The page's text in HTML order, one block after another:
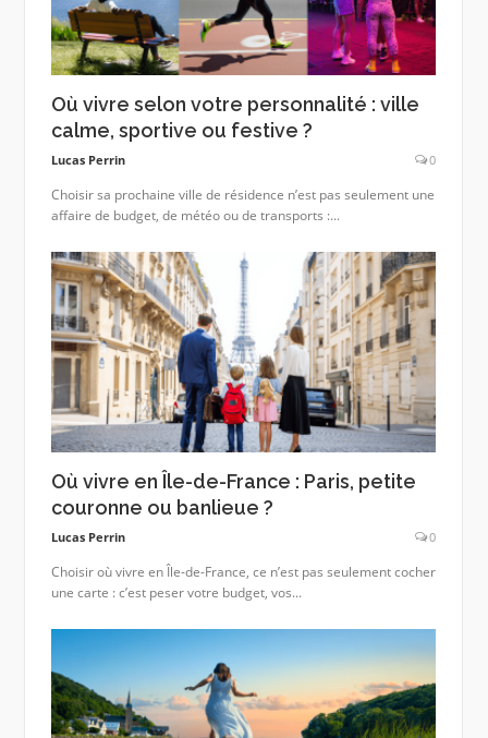
Où vivre selon votre personnalité : ville
calme, sportive ou festive ?
Lucas Perrin 0
Choisir sa prochaine ville de résidence n’est pas seulement une
affaire de budget, de météo ou de transports :...
Où vivre en Île-de-France : Paris, petite
couronne ou banlieue ?
Lucas Perrin 0
Choisir où vivre en Île-de-France, ce n’est pas seulement cocher
une carte : c’est peser votre budget, vos...